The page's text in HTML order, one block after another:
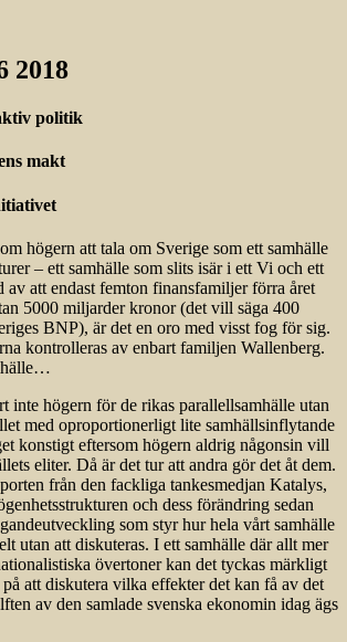
2018
politik
makt
högern att tala om Sverige som ett samhälle
– ett samhälle som slits isär i ett Vi och ett
att endast femton finansfamiljer förra året
5000 miljarder kronor (det vill säga 400
BNP), är det en oro med visst fog för sig.
kontrolleras av enbart familjen Wallenberg.
inte högern för de rikas parallellsamhälle utan
med oproportionerligt lite samhällsinflytande
konstigt eftersom högern aldrig någonsin vill
eliter. Då är det tur att andra gör det åt dem.
från den fackliga tankesmedjan Katalys,
och dess förändring sedan
som styr hur hela vårt samhälle
utan att diskuteras. I ett samhälle där allt mer
övertoner kan det tyckas märkligt
att diskutera vilka effekter det kan få av det
av den samlade svenska ekonomin idag ägs